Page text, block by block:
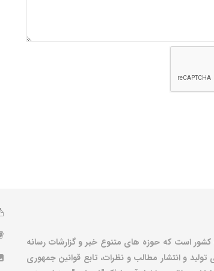
کشور است که حوزه های متنوع خبر و گزارشات رسانه
و انتشار مطالب و نظرات، تابع قوانین جمهوری